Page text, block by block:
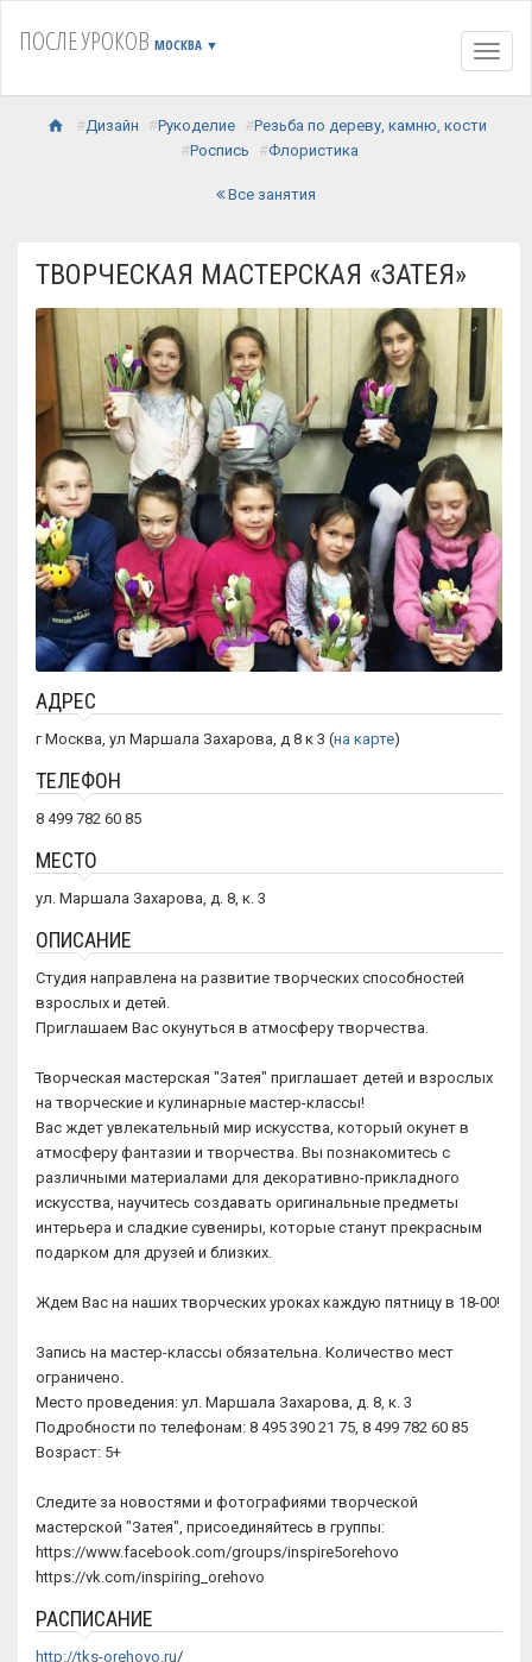
ПОСЛЕ УРОКОВ МОСКВА ▼
Дизайн Рукоделие
Резьба по дереву, камню, кости
Роспись
Флористика
Все занятия
ТВОРЧЕСКАЯ МАСТЕРСКАЯ «ЗАТЕЯ»
АДРЕС
г Москва, ул Маршала Захарова, д 8 к 3 (на карте)
ТЕЛЕФОН
8 499 782 60 85
МЕСТО
ул. Маршала Захарова, д. 8, к. 3
ОПИСАНИЕ
Студия направлена на развитие творческих способностей
взрослых и детей.
Приглашаем Вас окунуться в атмосферу творчества.
Творческая мастерская "Затея" приглашает детей и взрослых
на творческие и кулинарные мастер-классы!
Вас ждет увлекательный мир искусства, который окунет в
атмосферу фантазии и творчества. Вы познакомитесь с
различными материалами для декоративно-прикладного
искусства, научитесь создавать оригинальные предметы
интерьера и сладкие сувениры, которые станут прекрасным
подарком для друзей и близких.
Ждем Вас на наших творческих уроках каждую пятницу в 18-00!
Запись на мастер-классы обязательна. Количество мест
ограничено.
Место проведения: ул. Маршала Захарова, д. 8, к. 3
Подробности по телефонам: 8 495 390 21 75, 8 499 782 60 85
Возраст: 5+
Следите за новостями и фотографиями творческой
мастерской "Затея", присоединяйтесь в группы:
https://www.facebook.com/groups/inspire5orehovo
https://vk.com/inspiring_orehovo
РАСПИСАНИЕ
http://tks-orehovo.ru/